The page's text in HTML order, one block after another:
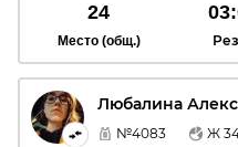
24
Место (общ.)
ЛА Любалина
№4083 Ж